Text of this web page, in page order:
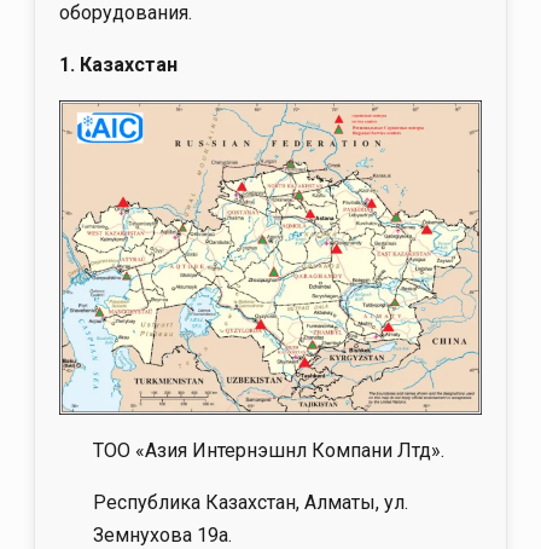
оборудования.
1. Казахстан
ТОО «Азия Интернэшнл Компани Лтд».
Республика Казахстан, Алматы, ул.
Земнухова 19а.